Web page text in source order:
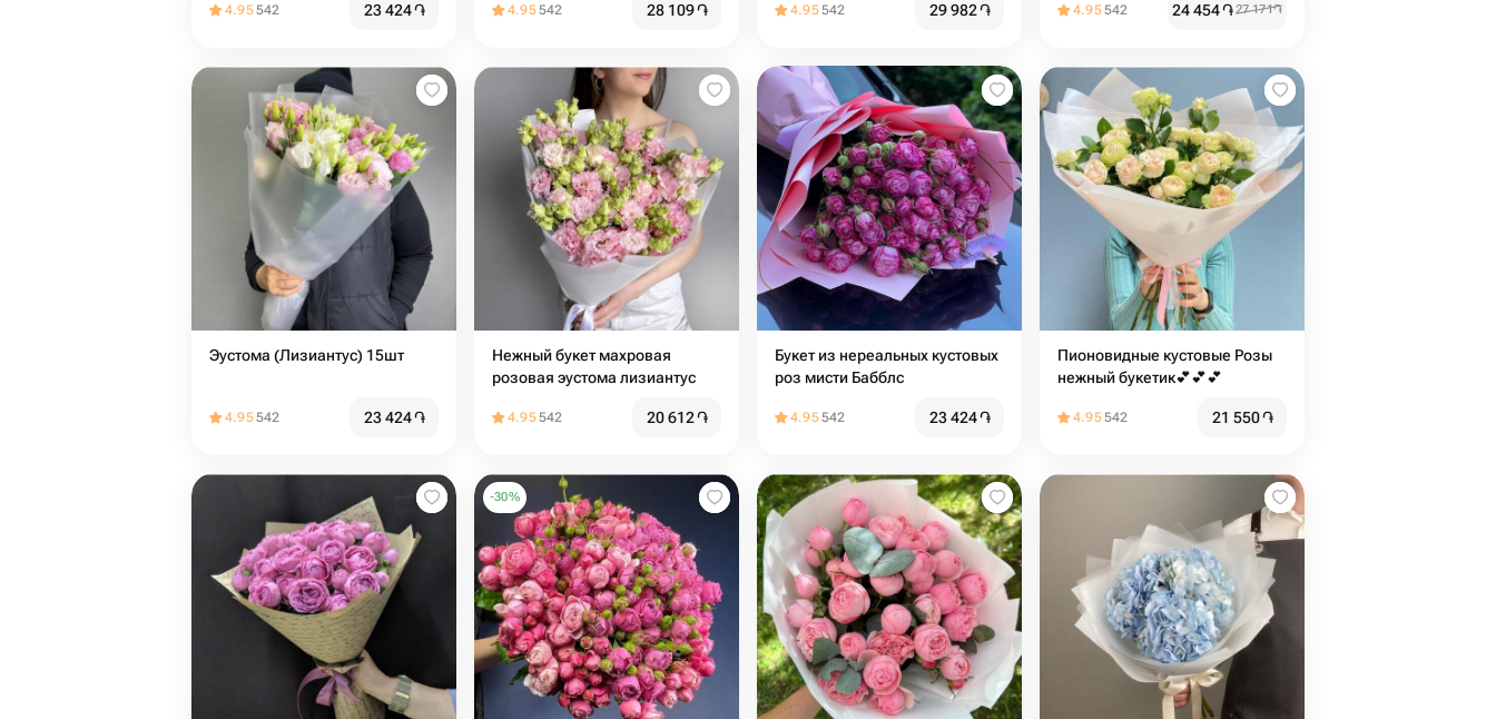
4.95542 23 424֏ 4.95542 28 109֏ 4.95542 29 982֏ 4.95542 24 454֏27 171֏
Эустома (Лизиантус) 15шт
4.95542 23 424֏
Нежный букет махровая
розовая эустома лизиантус
4.95542 20 612֏
Букет из нереальных кустовых
роз мисти Бабблс
4.95542 23 424֏
Пионовидные кустовые Розы
нежный букетик💕💕💕
4.95542 21 550֏
-30%